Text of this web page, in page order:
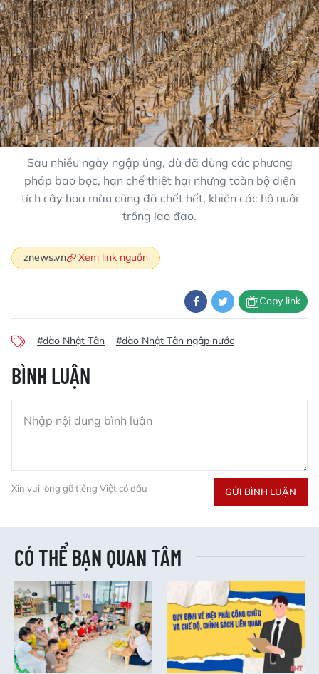
Sau nhiều ngày ngập úng, dù đã dùng các phương
pháp bao bọc, hạn chế thiệt hại nhưng toàn bộ diện
tích cây hoa màu cũng đã chết hết, khiến các hộ nuôi
trồng lao đao.
znews.vn Xem link nguồn
Copy link
#đào Nhật Tân #đào Nhật Tân ngập nước
BÌNH LUẬN
Xin vui lòng gõ tiếng Việt có dấu GỬI BÌNH LUẬN
CÓ THỂ BẠN QUAN TÂM